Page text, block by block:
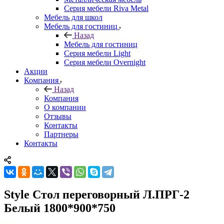
Серия мебели Riva Metal
Мебель для школ
Мебель для гостиниц
Назад
Мебель для гостиниц
Серия мебели Light
Серия мебели Overnight
Акции
Компания
Назад
Компания
О компании
Отзывы
Контакты
Партнеры
Контакты
Style Стол переговорный Л.ПРГ-2
Белый 1800*900*750